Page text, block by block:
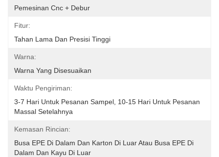
Pemesinan Cnc + Debur
Fitur:
Tahan Lama Dan Presisi Tinggi
Warna:
Warna Yang Disesuaikan
Waktu Pengiriman:
3-7 Hari Untuk Pesanan Sampel, 10-15 Hari Untuk Pesanan
Massal Setelahnya
Kemasan Rincian:
Busa EPE Di Dalam Dan Karton Di Luar Atau Busa EPE Di
Dalam Dan Kayu Di Luar